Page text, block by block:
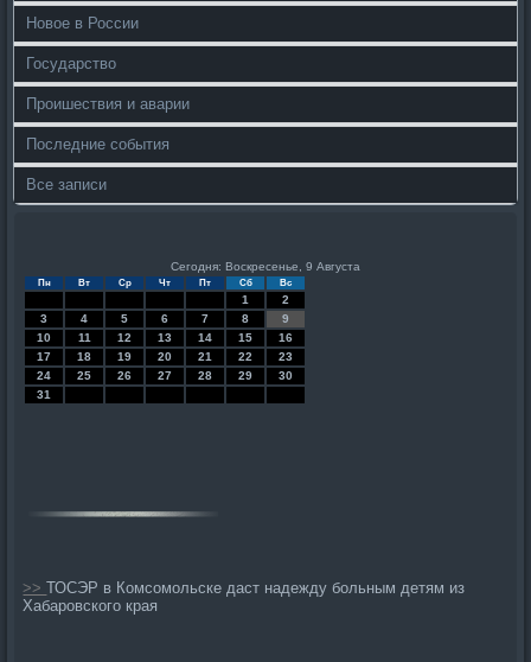
Новое в России
Государство
Проишествия и аварии
Последние события
Все записи
Сегодня: Воскресенье, 9 Августа
Пн Вт Ср Чт Пт Сб Вс
1
2
3
4 5 6 7 8
9
10
11 12 13 14 15
16
17
18 19 20 21 22
23
24
25 26 27 28 29
30
31
>>ТОСЭР в Комсомольске даст надежду больным детям из
Хабаровского края